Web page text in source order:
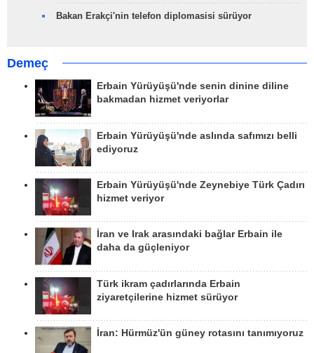
Bakan Erakçi'nin telefon diplomasisi sürüyor
Demeç
Erbain Yürüyüşü'nde senin dinine diline
bakmadan hizmet veriyorlar
Erbain Yürüyüşü'nde aslında safımızı belli
ediyoruz
Erbain Yürüyüşü'nde Zeynebiye Türk Çadırı
hizmet veriyor
İran ve Irak arasındaki bağlar Erbain ile
daha da güçleniyor
Türk ikram çadırlarında Erbain
ziyaretçilerine hizmet sürüyor
İran: Hürmüz'ün güney rotasını tanımıyoruz